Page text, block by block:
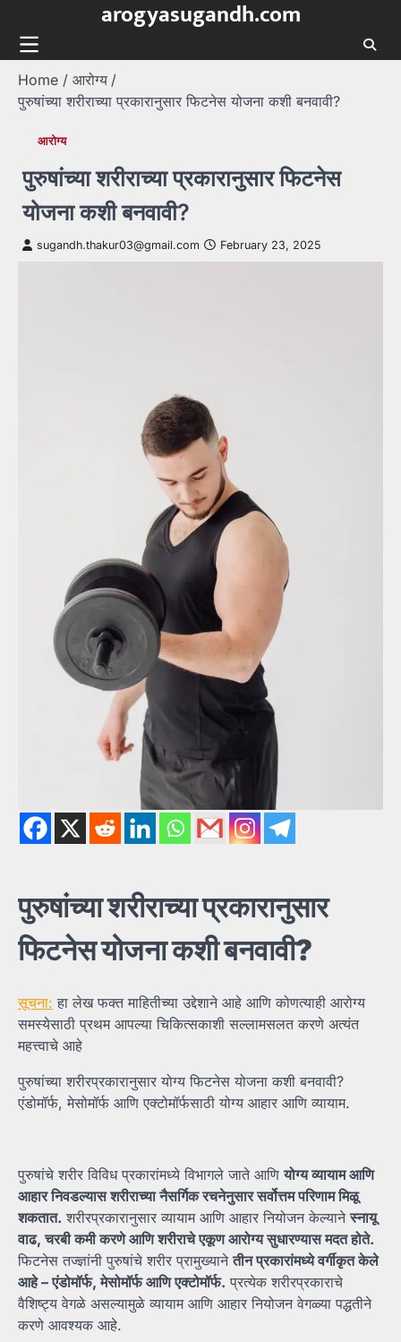
content
arogyasugandh.com
Home
आरोग्य
पुरुषांच्या शरीराच्या प्रकारानुसार फिटनेस योजना कशी बनवावी?
आरोग्य
पुरुषांच्या शरीराच्या प्रकारानुसार फिटनेस
योजना कशी बनवावी?
sugandh.thakur03@gmail.com February 23, 2025
पुरुषांच्याशरीराच्याप्रकारानुसार
फिटनेसयोजनाकशीबनवावी?
सूचना: हा लेख फक्त माहितीच्या उद्देशाने आहे आणि कोणत्याही आरोग्य
समस्येसाठी प्रथम आपल्या चिकित्सकाशी सल्लामसलत करणे अत्यंत
महत्त्वाचे आहे
पुरुषांच्या शरीरप्रकारानुसार योग्य फिटनेस योजना कशी बनवावी?
एंडोमॉर्फ, मेसोमॉर्फ आणि एक्टोमॉर्फसाठी योग्य आहार आणि व्यायाम.
पुरुषांचे शरीर विविध प्रकारांमध्ये विभागले जाते आणियोग्यव्यायामआणि
आहारनिवडल्यासशरीराच्यानैसर्गिकरचनेनुसारसर्वोत्तमपरिणाममिळू
शकतात. शरीरप्रकारानुसार व्यायाम आणि आहार नियोजन केल्यानेस्नायू
वाढ,चरबीकमीकरणेआणिशरीराचेएकूणआरोग्यसुधारण्यासमदतहोते.
फिटनेस तज्ज्ञांनी पुरुषांचे शरीर प्रामुख्यानेतीनप्रकारांमध्येवर्गीकृतकेले
आहे –एंडोमॉर्फ,मेसोमॉर्फआणिएक्टोमॉर्फ. प्रत्येक शरीरप्रकाराचे
वैशिष्ट्य वेगळे असल्यामुळे व्यायाम आणि आहार नियोजन वेगळ्या पद्धतीने
करणे आवश्यक आहे.